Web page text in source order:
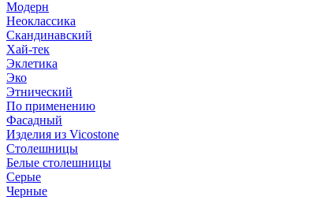
Модерн
Неоклассика
Скандинавский
Хай-тек
Эклетика
Эко
Этнический
По применению
Фасадный
Изделия из Vicostone
Столешницы
Белые столешницы
Серые
Черные